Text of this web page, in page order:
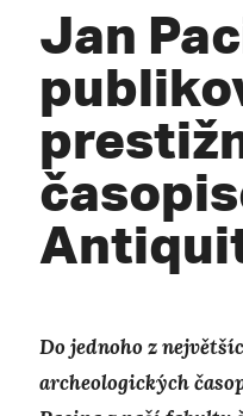
Jan
Do jednoho z
archeologických